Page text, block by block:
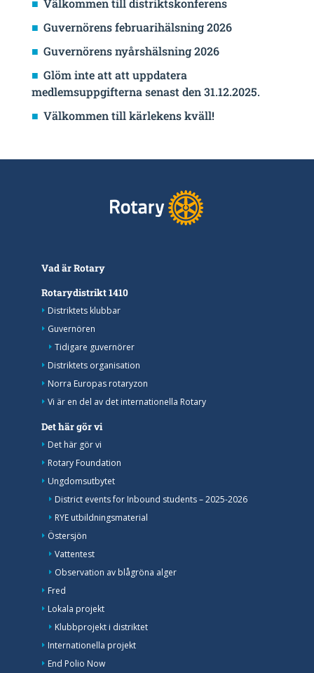
Välkommen till distriktskonferens
Guvernörens februarihälsning 2026
Guvernörens nyårshälsning 2026
Glöm inte att att uppdatera
medlemsuppgifterna senast den 31.12.2025.
Välkommen till kärlekens kväll!
Vad är Rotary
Rotarydistrikt 1410
Distriktets klubbar
Guvernören
Tidigare guvernörer
Distriktets organisation
Norra Europas rotaryzon
Vi är en del av det internationella Rotary
Det här gör vi
Det här gör vi
Rotary Foundation
Ungdomsutbytet
District events for Inbound students – 2025-2026
RYE utbildningsmaterial
Östersjön
Vattentest
Observation av blågröna alger
Fred
Lokala projekt
Klubbprojekt i distriktet
Internationella projekt
End Polio Now